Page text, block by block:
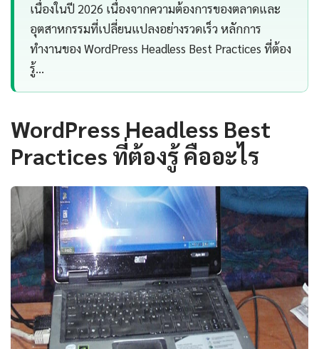
เนื่องในปี 2026 เนื่องจากความต้องการของตลาดและ
อุตสาหกรรมที่เปลี่ยนแปลงอย่างรวดเร็ว หลักการ
ทำงานของ WordPress Headless Best Practices ที่ต้อง
รู้…
WordPress Headless Best
Practices ที่ต้องรู้ คืออะไร